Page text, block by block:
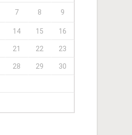
7 8 9
14 15 16
21 22 23
28 29 30